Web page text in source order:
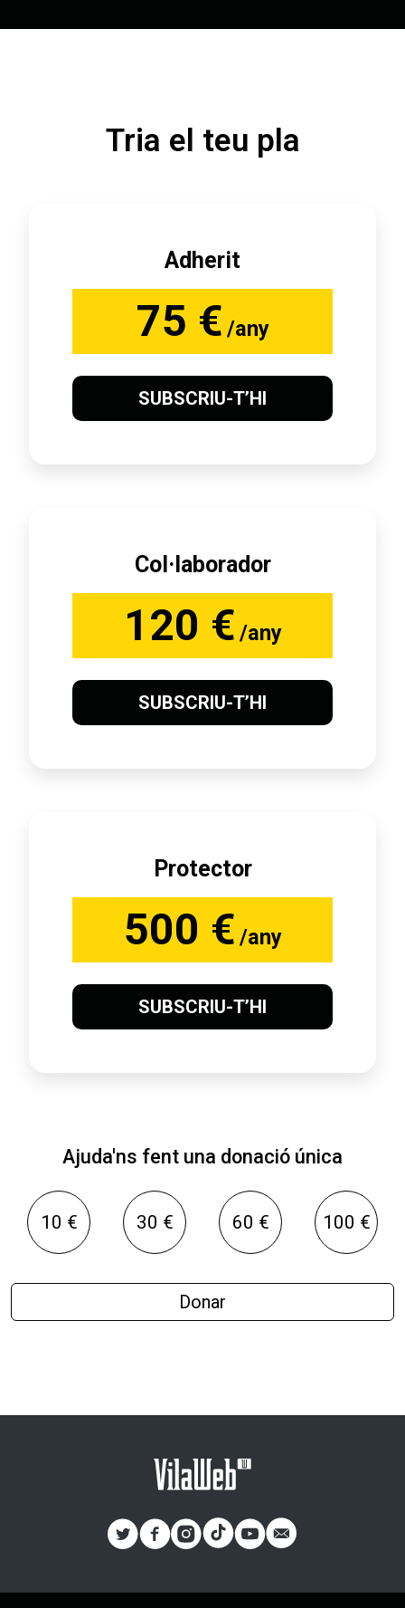
Tria el teu pla
Adherit
75 € /any
SUBSCRIU-T’HI
Col·laborador
120 € /any
SUBSCRIU-T’HI
Protector
500 € /any
SUBSCRIU-T’HI
Ajuda'ns fent una donació única
10 € 30 € 60 € 100 €
Donar